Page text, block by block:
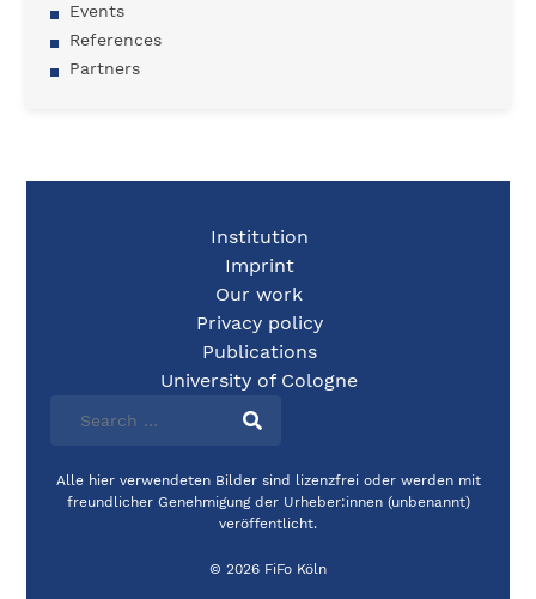
Events
References
Partners
Institution
Imprint
Our work
Privacy policy
Publications
University of Cologne
Alle hier verwendeten Bilder sind lizenzfrei oder werden mit
freundlicher Genehmigung der Urheber:innen (unbenannt)
veröffentlicht.
© 2026 FiFo Köln